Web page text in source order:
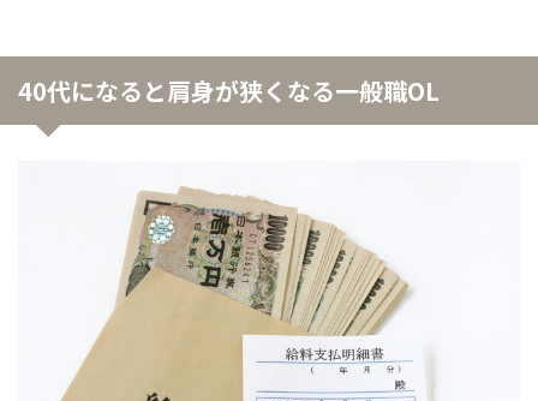
40代になると肩身が狭くなる一般職OL